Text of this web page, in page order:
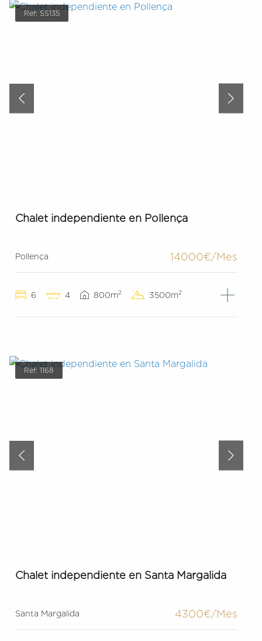
Ref: SS135
Chalet independiente en Pollença
Pollença 14000€/Mes
6 4 800m2 3500m2
Ref: 1168
Chalet independiente en Santa Margalida
Santa Margalida 4300€/Mes